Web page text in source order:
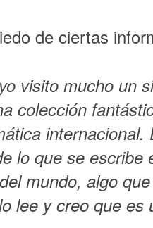
de ciertas
visito mucho un
colección
lo que se escribe
mundo, algo
lee y creo que es